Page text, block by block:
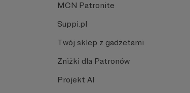
MCN Patronite
Suppi.pl
Twój sklep z gadżetami
Zniżki dla Patronów
Projekt AI